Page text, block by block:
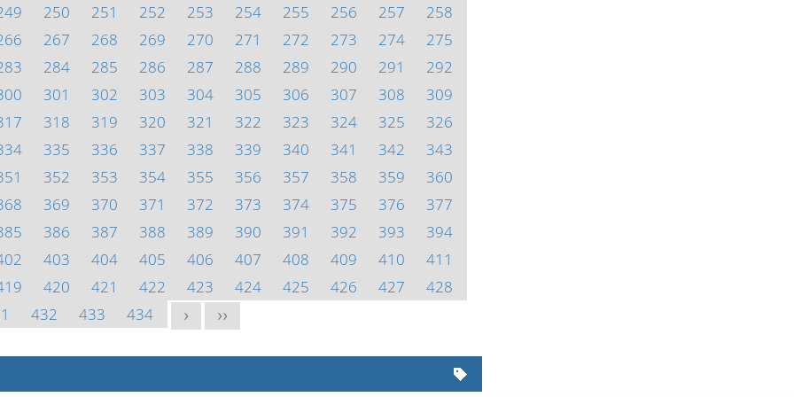
250 251 252 253 254 255 256 257
258
267 268 269 270 271 272 273 274
275
284 285 286 287 288 289 290 291
292
301 302 303 304 305 306 307 308
309
318 319 320 321 322 323 324 325
326
335 336 337 338 339 340 341 342
343
352 353 354 355 356 357 358 359
360
369 370 371 372 373 374 375 376
377
386 387 388 389 390 391 392 393
394
403 404 405 406 407 408 409 410
411
420 421 422 423 424 425 426 427
428
432 433 434 > >>